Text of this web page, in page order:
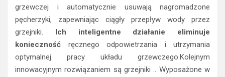
grzewczej i automatycznie usuwają nagromadzone
pęcherzyki, zapewniając ciągły przepływ wody przez
grzejniki. Ich inteligentne działanie eliminuje
konieczność ręcznego odpowietrzania i utrzymania
optymalnej pracy układu grzewczego.Kolejnym
innowacyjnym rozwiązaniem są grzejniki .. Wyposażone w